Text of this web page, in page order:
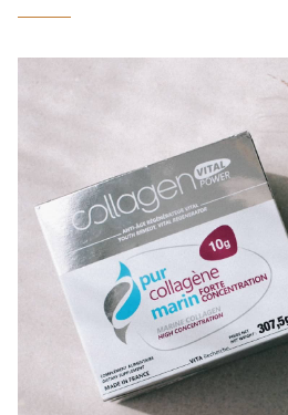
COLLAGÈNE MARIN
ARTICULATIONS &
COVÉLINE, SÉRUM
COLLAGÈNE
CHEVEUX &